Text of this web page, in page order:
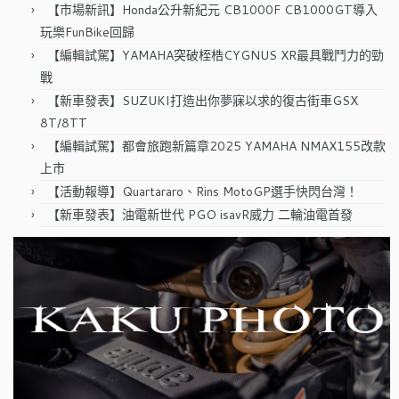
【市場新訊】Honda公升新紀元 CB1000F CB1000GT導入
玩樂FunBike回歸
【編輯試駕】YAMAHA突破桎梏CYGNUS XR最具戰鬥力的勁
戰
【新車發表】SUZUKI打造出你夢寐以求的復古街車GSX
8T/8TT
【編輯試駕】都會旅跑新篇章2025 YAMAHA NMAX155改款
上市
【活動報導】Quartararo、Rins MotoGP選手快閃台灣！
【新車發表】油電新世代 PGO isavR威力 二輪油電首發